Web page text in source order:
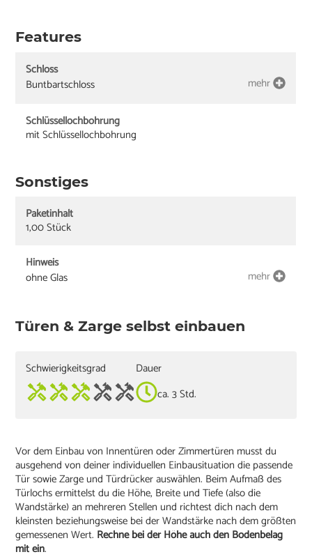
Features
Schloss
Buntbartschloss
mehr
Schlüssellochbohrung
mit Schlüssellochbohrung
Sonstiges
Paketinhalt
1,00 Stück
Hinweis
ohne Glas
mehr
Türen & Zarge selbst einbauen
Schwierigkeitsgrad
Dauer
ca. 3 Std.
Vor dem Einbau von Innentüren oder Zimmertüren musst du
ausgehend von deiner individuellen Einbausituation die passende
Tür sowie Zarge und Türdrücker auswählen. Beim Aufmaß des
Türlochs ermittelst du die Höhe, Breite und Tiefe (also die
Wandstärke) an mehreren Stellen und richtest dich nach dem
kleinsten beziehungsweise bei der Wandstärke nach dem größten
gemessenen Wert. Rechne bei der Höhe auch den Bodenbelag
mit ein.